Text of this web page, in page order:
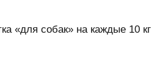
«для собак» на каждые 10 кг